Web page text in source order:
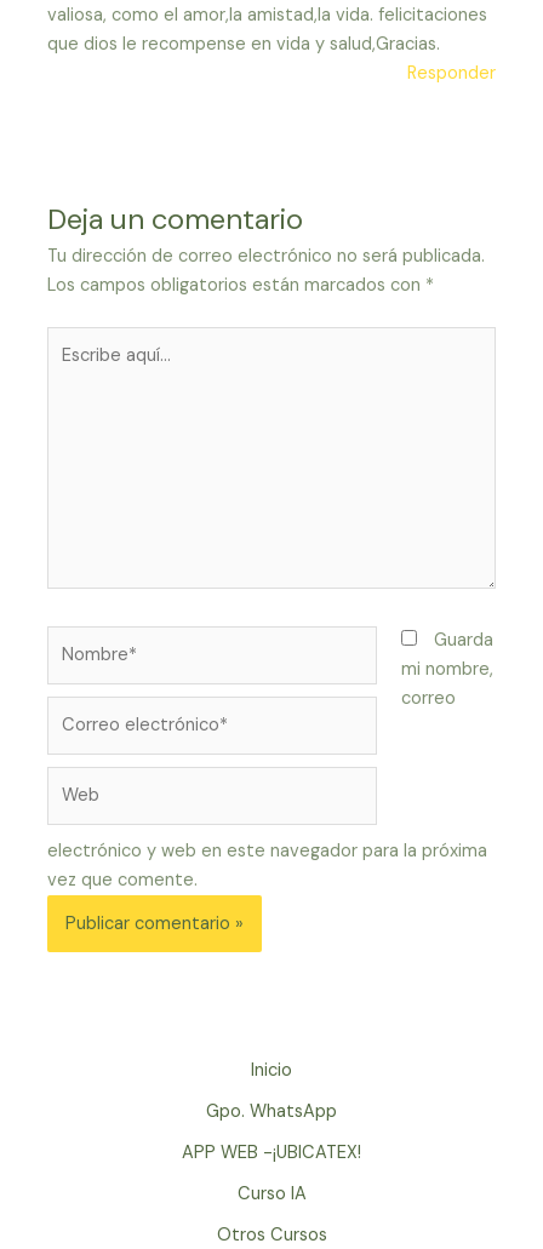
valiosa, como el amor,la amistad,la vida. felicitaciones
que dios le recompense en vida y salud,Gracias.
Responder
Deja un comentario
Tu dirección de correo electrónico no será publicada.
Los campos obligatorios están marcados con *
aquí...
Guarda
mi nombre,
correo
electrónico y web en este navegador para la próxima
vez que comente.
Inicio
Gpo. WhatsApp
APP WEB -¡UBICATEX!
Curso IA
Otros Cursos